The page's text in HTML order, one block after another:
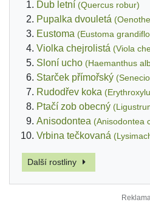
Dub letní (Quercus robur)
Pupalka dvouletá
Eustoma (Eustoma
Violka chejrolistá (Viola
Sloní ucho (Haemanthus
Starček přímořský
Rudodřev koka
Ptačí zob obecný
Anisodontea (Anisodontea
Vrbina tečkovaná
Další rostliny